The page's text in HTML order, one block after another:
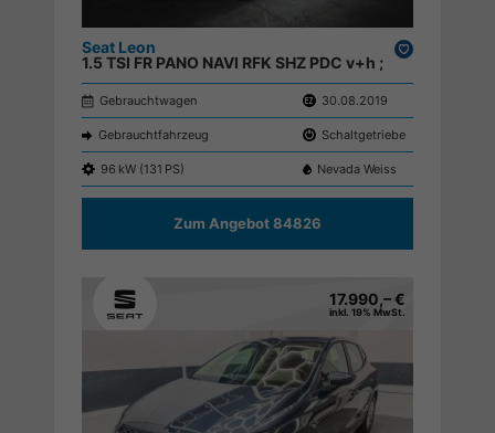
Seat Leon
1.5 TSI FR PANO NAVI RFK SHZ PDC v+h ;
Gebrauchtwagen 30.08.2019
Gebrauchtfahrzeug Schaltgetriebe
96 kW (131 PS) Nevada Weiss
Zum Angebot 84826
17.990,– €
inkl. 19% MwSt.